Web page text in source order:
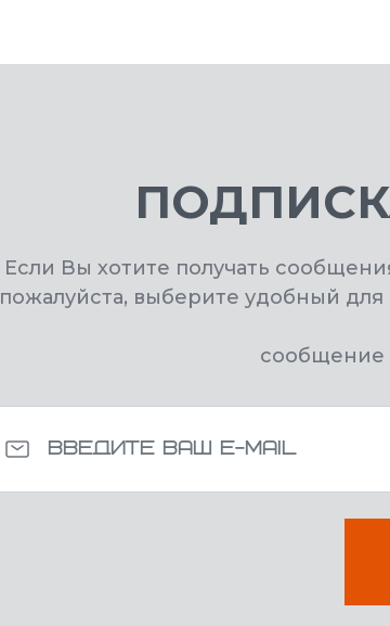
Если Вы хотите получать
пожалуйста, выберите удобный
сообщение